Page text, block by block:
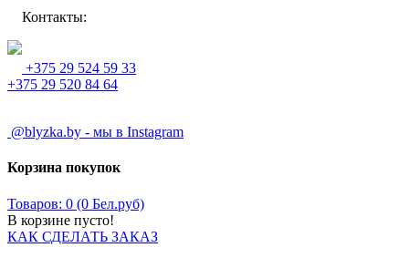
Контакты:
+375 29 524 59 33
+375 29 520 84 64
@blyzka.by - мы в Instagram
Корзина покупок
Товаров: 0 (0 Бел.руб)
В корзине пусто!
КАК СДЕЛАТЬ ЗАКАЗ